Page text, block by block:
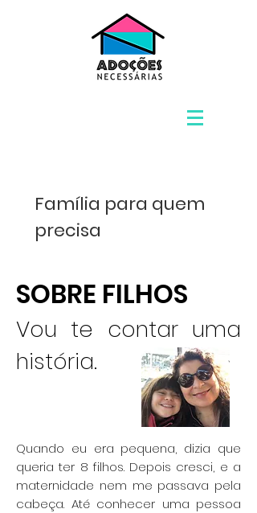
Família para quem
precisa
SOBRE FILHOS
Vou te contar uma
história.
Quando eu era pequena, dizia que
queria ter 8 filhos. Depois cresci, e a
maternidade nem me passava pela
cabeça. Até conhecer uma pessoa